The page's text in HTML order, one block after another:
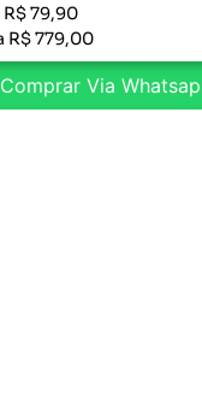
79,90
R$ 779,00
Comprar Via